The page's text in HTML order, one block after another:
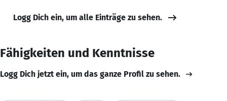
Logg Dich ein, um alle Einträge zu sehen.
Fähigkeiten und Kenntnisse
Logg Dich jetzt ein, um das ganze Profil zu sehen.